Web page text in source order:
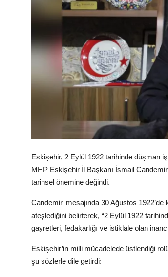
TBMM Haberleri
Dernek
Gastronomi
E-GAZETE
Eskişehir, 2 Eylül 1922 tarihinde düşman
MHP Eskişehir İl Başkanı İsmail
tarihsel önemine değindi.
Candemir, mesajında 30 Ağustos
ateşlediğini belirterek, “2 Eylül 1922
gayretleri, fedakarlığı ve istiklale olan
Eskişehir’in milli mücadelede üstlendiği
şu sözlerle dile getirdi: